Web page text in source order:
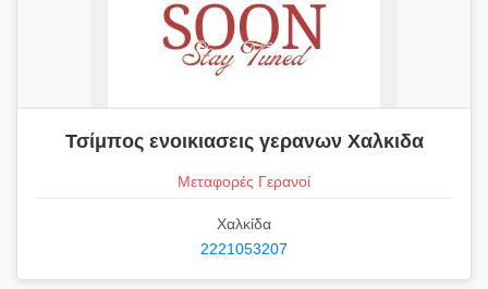
Τσίμπος ενοικιασεις γερανων Χαλκιδα
Μεταφορές Γερανοί
Χαλκίδα
2221053207